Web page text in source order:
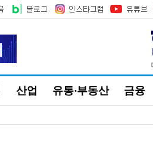
산업 유통·부동산 금융